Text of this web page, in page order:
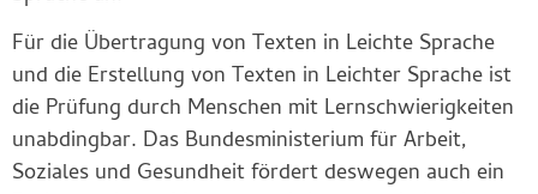
Für die Übertragung von Texten in Leichte Sprache
und die Erstellung von Texten in Leichter Sprache ist
die Prüfung durch Menschen mit Lernschwierigkeiten
unabdingbar. Das Bundesministerium für Arbeit,
Soziales und Gesundheit fördert deswegen auch ein